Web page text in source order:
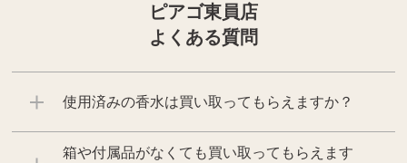
ピアゴ東員店
よくある質問
使用済みの香水は買い取ってもらえますか？
箱や付属品がなくても買い取ってもらえます